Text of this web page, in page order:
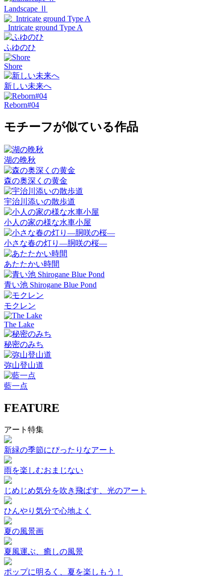
Landscape Ⅱ
_Intricate ground Type A
ふゆのひ
Shore
新しい未来へ
Reborn#04
モチーフが似ている作品
湖の晩秋
森の奥深くの黄金
宇治川添いの散歩道
小人の家の様な水車小屋
小さな春の灯り―胴咲の桜―
あたたかい時間
青い池 Shirogane Blue Pond
モクレン
The Lake
秘密のみち
弥山登山道
藍一点
FEATURE
アート特集
新緑の季節にぴったりなアート
雨を楽しむおまじない
じめじめ気分を吹き飛ばす、光のアート
ひんやり気分で心地よく
夏の風景画
夏風運ぶ、癒しの風景
ポップに明るく、夏を楽しもう！